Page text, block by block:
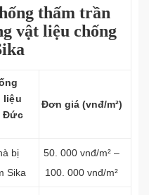
thấm trần
vật liệu chống
liệu
Đức
Đơn giá (vnđ/m²)
bị
Sika
50. 000 vnđ/m² –
100. 000 vnđ/m²